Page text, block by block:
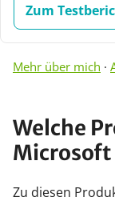
Zum
Mehr über mich ·
Welche
Microsoft
Zu diesen